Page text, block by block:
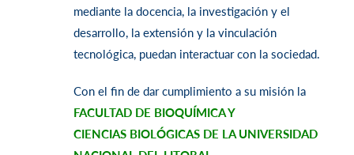
mediante la docencia, la investigación y el
desarrollo, la extensión y la vinculación
tecnológica, puedan interactuar con la sociedad.
Con el fin de dar cumplimiento a su misión la
FACULTAD DE BIOQUÍMICA Y
CIENCIAS BIOLÓGICAS DE LA UNIVERSIDAD